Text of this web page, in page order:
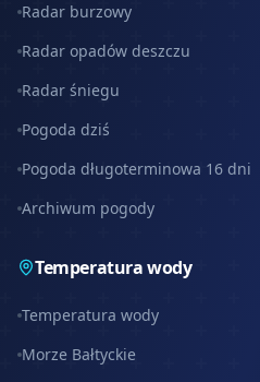
Radar burzowy
Radar opadów deszczu
Radar śniegu
Pogoda dziś
Pogoda długoterminowa 16 dni
Archiwum pogody
Temperatura wody
Temperatura wody
Morze Bałtyckie